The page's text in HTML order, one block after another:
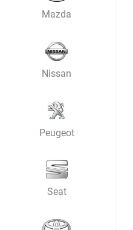
Mazda
Nissan
Peugeot
Seat